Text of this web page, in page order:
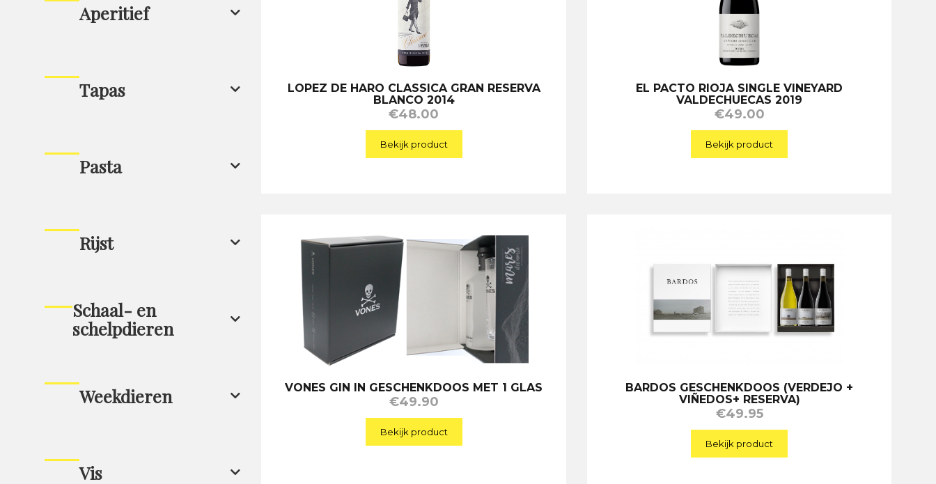
Aperitief
Tapas
Pasta
Rijst
Schaal- en
schelpdieren
Weekdieren
Vis
LOPEZ DE HARO CLASSICA GRAN RESERVA
BLANCO 2014
€48.00
Bekijk product
EL PACTO RIOJA SINGLE VINEYARD
VALDECHUECAS 2019
€49.00
Bekijk product
VONES GIN IN GESCHENKDOOS MET 1 GLAS
€49.90
Bekijk product
BARDOS GESCHENKDOOS (VERDEJO +
VIÑEDOS+ RESERVA)
€49.95
Bekijk product